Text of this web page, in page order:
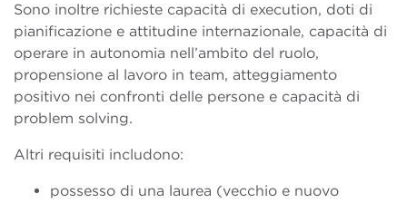
Sono inoltre richieste capacità di execution, doti di
pianificazione e attitudine internazionale, capacità di
operare in autonomia nell’ambito del ruolo,
propensione al lavoro in team, atteggiamento
positivo nei confronti delle persone e capacità di
problem solving.
Altri requisiti includono:
possesso di una laurea (vecchio e nuovo